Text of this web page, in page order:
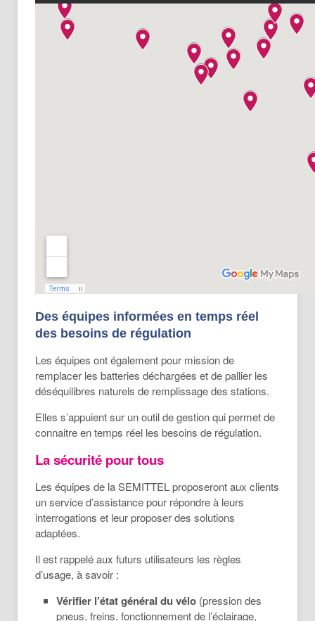
Des équipes informées en temps réel
des besoins de régulation
Les équipes ont également pour mission de
remplacer les batteries déchargées et de pallier les
déséquilibres naturels de remplissage des stations.
Elles s’appuient sur un outil de gestion qui permet de
connaitre en temps réel les besoins de régulation.
La sécurité pour tous
Les équipes de la SEMITTEL proposeront aux clients
un service d’assistance pour répondre à leurs
interrogations et leur proposer des solutions
adaptées.
Il est rappelé aux futurs utilisateurs les règles
d’usage, à savoir :
Vérifier l’état général du vélo (pression des
pneus, freins, fonctionnement de l’éclairage,